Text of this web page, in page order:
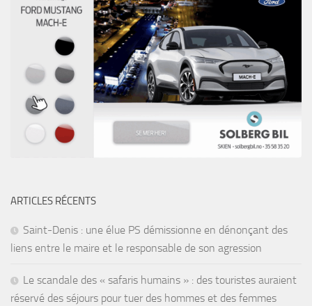
ARTICLES RÉCENTS
Saint-Denis : une élue PS démissionne en dénonçant des
liens entre le maire et le responsable de son agression
Le scandale des « safaris humains » : des touristes auraient
réservé des séjours pour tuer des hommes et des femmes